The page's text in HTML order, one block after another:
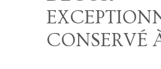
CONSERVÉ